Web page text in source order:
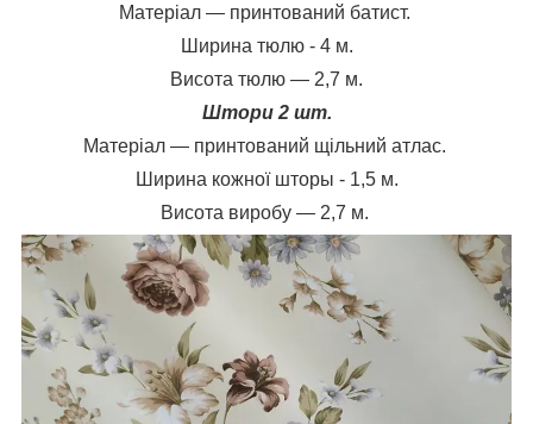
Матеріал — принтований батист.
Ширина тюлю - 4 м.
Висота тюлю — 2,7 м.
Штори 2 шт.
Матеріал — принтований щільний атлас.
Ширина кожної шторы - 1,5 м.
Висота виробу — 2,7 м.